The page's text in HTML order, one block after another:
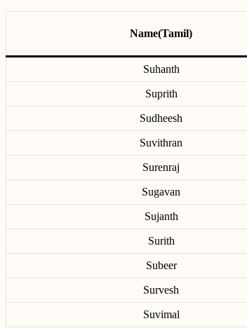
Name(Tamil)
Suhanth
Suprith
Sudheesh
Suvithran
Surenraj
Sugavan
Sujanth
Surith
Subeer
Survesh
Suvimal